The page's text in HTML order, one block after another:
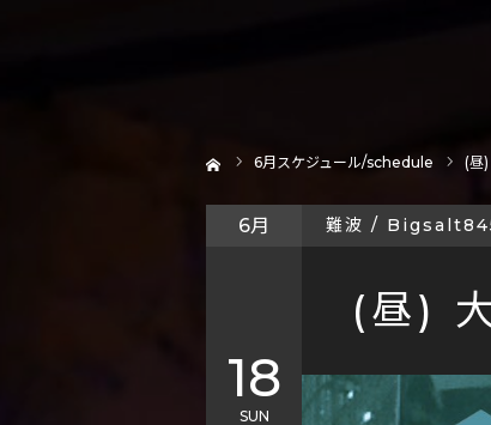
6月スケジュール/schedule (昼
(昼)
6月
18
SUN
難波 /